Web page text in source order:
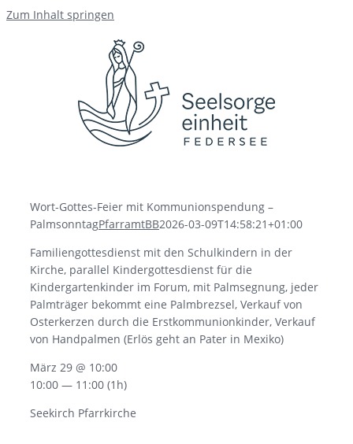
Zum Inhalt springen
Wort-Gottes-Feier mit Kommunionspendung –
PalmsonntagPfarramtBB2026-03-09T14:58:21+01:00
Familiengottesdienst mit den Schulkindern in der
Kirche, parallel Kindergottesdienst für die
Kindergartenkinder im Forum, mit Palmsegnung, jeder
Palmträger bekommt eine Palmbrezsel, Verkauf von
Osterkerzen durch die Erstkommunionkinder, Verkauf
von Handpalmen (Erlös geht an Pater in Mexiko)
März 29 @ 10:00
10:00 — 11:00 (1h)
Seekirch Pfarrkirche